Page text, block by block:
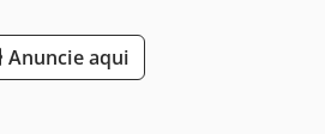
Anuncie aqui